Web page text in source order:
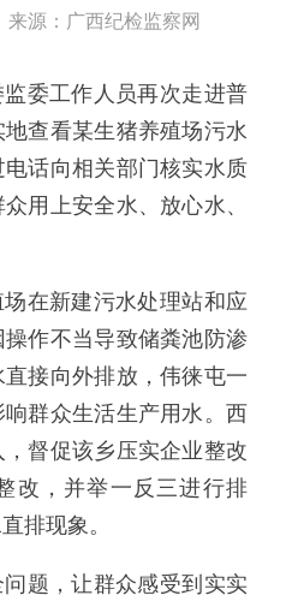
来源：广西纪检监察网
委工作人员再次走进普
查看某生猪养殖场污水
话向相关部门核实水质
用上安全水、放心水、
在新建污水处理站和应
作不当导致储粪池防渗
接向外排放，伟徕屯一
群众生活生产用水。西
督促该乡压实企业整改
改，并举一反三进行排
排现象。
题，让群众感受到实实